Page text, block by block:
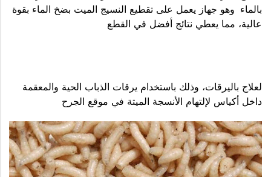
بالماء وهو جهاز يعمل على تقطيع النسيج الميت بضخ الماء بقوة
عالية، مما يعطي نتائج أفضل في القطع
لعلاج باليرقات، وذلك باستخدام يرقات الذباب الحية والمعقمة
داخل أكياس لإلتهام الأنسجة الميتة في موقع الجرح